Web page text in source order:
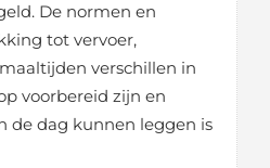
De normen en
tot vervoer,
verschillen in
voorbereid zijn en
de dag kunnen leggen is